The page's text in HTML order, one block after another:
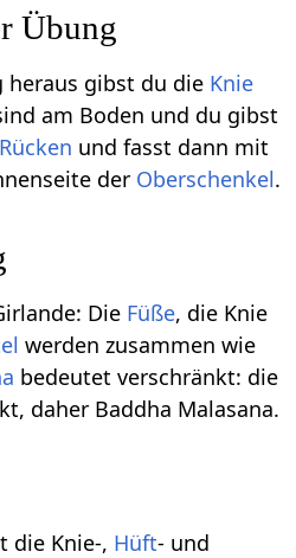
Übung
heraus gibst du die Knie
am Boden und du gibst
Rücken und fasst dann mit
der Oberschenkel.
Die Füße, die Knie
werden zusammen wie
bedeutet verschränkt: die
daher Baddha Malasana.
die Knie-, Hüft- und